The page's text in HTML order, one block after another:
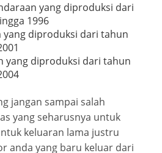
yang diproduksi dari
1996
yang diproduksi dari tahun
yang diproduksi dari tahun
jangan sampai salah
yang seharusnya untuk
keluaran lama justru
anda yang baru keluar dari